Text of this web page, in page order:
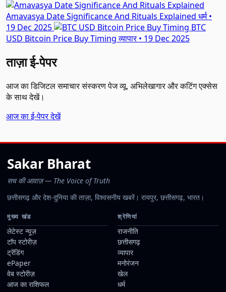
Amavasya Date Significance And Rituals Explained धर्म •
19 Dec 2025
BTC
USD Bitcoin Price Buy Timing व्यापार • 19 Dec 2025
ताज़ा ई-पेपर
आज का डिजिटल समाचार संस्करण पेज व्यू, अभिलेखागार और कटिंग एक्सेस
के साथ देखें।
आज का ई-पेपर देखें
Sakar Bharat
सच की आवाज़ — The Voice of Truth
छत्तीसगढ़ और देश-दुनिया की ताज़ा, विश्वसनीय खबरें। रायपुर, छत्तीसगढ़, भारत।
मुख्य खंड
लेटेस्ट न्यूज़
टॉप स्टोरीज़
ट्रेंडिंग
ePaper
वेब स्टोरीज़
आज का राशिफल
श्रेणियां
राजनीति
छत्तीसगढ़
व्यापार
मनोरंजन
खेल
धर्म